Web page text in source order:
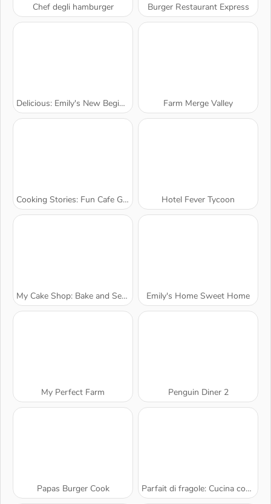
Chef degli hamburger Burger Restaurant Express
Delicious: Emily's New Beginning Valentines Edition Farm Merge Valley
Cooking Stories: Fun Cafe Game Hotel Fever Tycoon
My Cake Shop: Bake and Serve Emily's Home Sweet Home
My Perfect Farm Penguin Diner 2
Papas Burger Cook Parfait di fragole: Cucina con Sara